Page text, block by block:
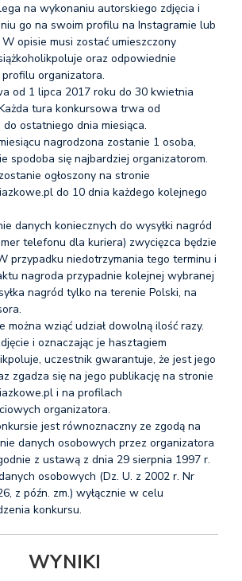
na wykonaniu autorskiego zdjęcia i
go na swoim profilu na Instagramie lub
opisie musi zostać umieszczony
oraz odpowiednie
organizatora.
od 1 lipca 2017 roku do 30 kwietnia
tura konkursowa trwa od
ostatniego dnia miesiąca.
nagrodzona zostanie 1 osoba,
spodoba się najbardziej organizatorom.
ogłoszony na stronie
do 10 dnia każdego kolejnego
danych koniecznych do wysyłki nagród
telefonu dla kuriera) zwycięzca będzie
przypadku niedotrzymania tego terminu i
nagroda przypadnie kolejnej wybranej
nagród tylko na terenie Polski, na
można wziąć udział dowolną ilość razy.
i oznaczając je hasztagiem
uczestnik gwarantuje, że jest jego
zgadza się na jego publikację na stronie
i na profilach
organizatora.
jest równoznaczny ze zgodą na
danych osobowych przez organizatora
z ustawą z dnia 29 sierpnia 1997 r.
osobowych (Dz. U. z 2002 r. Nr
z późn. zm.) wyłącznie w celu
konkursu.
WYNIKI